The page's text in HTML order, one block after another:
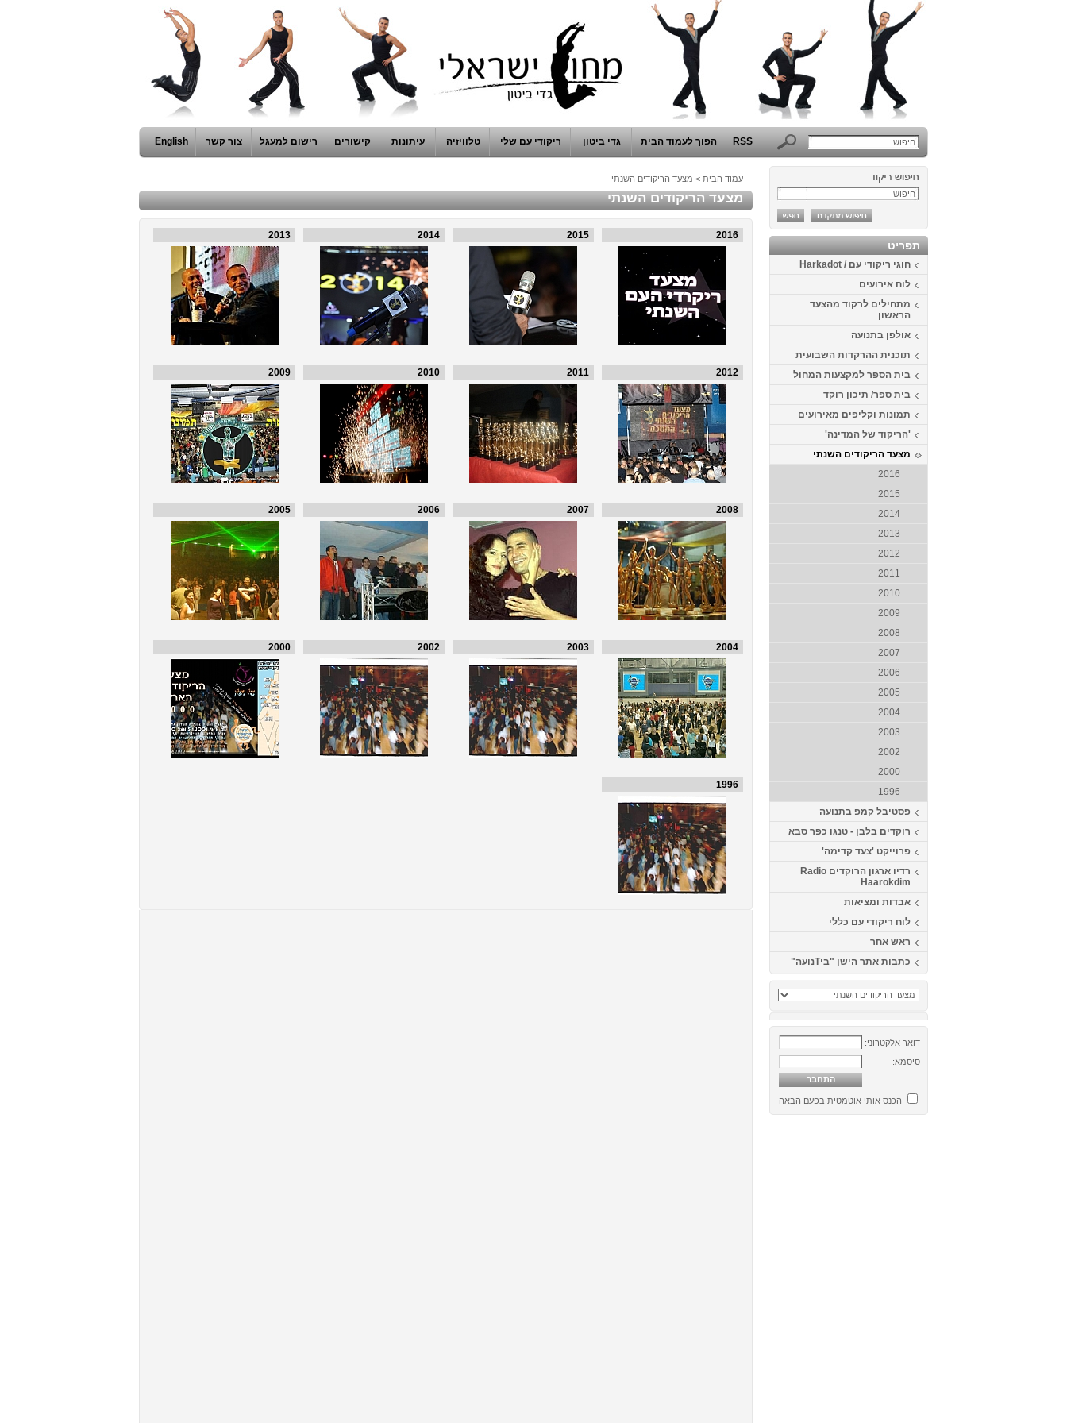
RSS הפוך לעמוד הבית גדי ביטון ריקודי עם שלי טלוויזיה עיתונות קישורים רישום למעגל צור קשר English
תפריט
חוגי ריקודי עם / Harkadot
לוח אירועים
מתחילים לרקוד מהצעד
הראשון
אולפן בתנועה
תוכנית ההרקדות השבועית
בית הספר למקצעות המחול
בית ספר/ תיכון רוקד
תמונות וקליפים מאירועים
'הריקוד של המדינה'
מצעד הריקודים השנתי
2016
2015
2014
2013
2012
2011
2010
2009
2008
2007
2006
2005
2004
2003
2002
2000
1996
פסטיבל קמפ בתנועה
רוקדים בלבן - טנגו כפר סבא
פרוייקט 'צעד קדימה'
רדיו ארגון הרוקדים Radio
Haarokdim
אבדות ומציאות
לוח ריקודי עם כללי
ראש אחר
כתבות אתר הישן "ביTנועה"
דואר אלקטרוני:
סיסמא:
הכנס אותי אוטמטית בפעם הבאה
עמוד הבית > מצעד הריקודים השנתי
מצעד הריקודים השנתי
2016
2015
2014
2013
2012
2011
2010
2009
2008
2007
2006
2005
2004
2003
2002
2000
1996